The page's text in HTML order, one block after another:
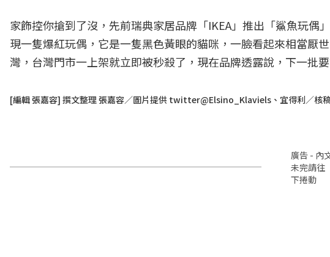
家飾控你搶到了沒，先前瑞典家居品牌「IKEA」推出「鯊魚玩偶
現一隻爆紅玩偶，它是一隻黑色黃眼的貓咪，一臉看起來相當厭
灣，台灣門市一上架就立即被秒殺了，現在品牌透露說，下一批
[編輯 張嘉容] 撰文整理 張嘉容／圖片提供 twitter@Elsino_Klaviels、宜得利／核
廣告 - 內
未完請往
下捲動